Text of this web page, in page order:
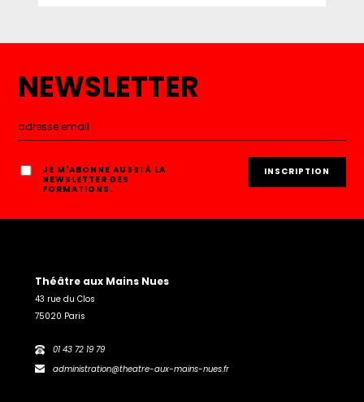
NEWSLETTER
JE M'ABONNE AUSSI À LA
NEWSLETTER DES
FORMATIONS.
Théâtre aux Mains Nues
43 rue du Clos
75020 Paris
01 43 72 19 79
administration@theatre-aux-mains-nues.fr